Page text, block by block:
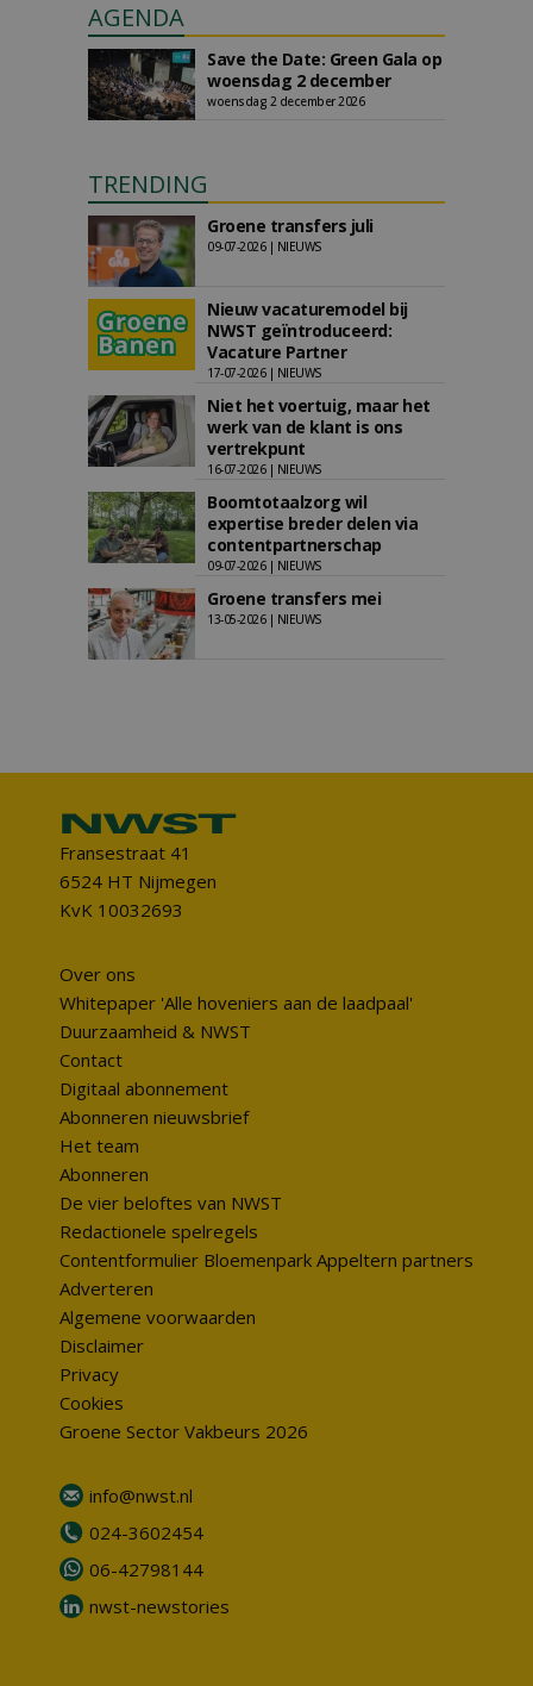
AGENDA
Save the Date: Green Gala op
woensdag 2 december
woensdag 2 december 2026
TRENDING
Groene transfers juli
09-07-2026 | NIEUWS
Nieuw vacaturemodel bij
NWST geïntroduceerd:
Vacature Partner
17-07-2026 | NIEUWS
Niet het voertuig, maar het
werk van de klant is ons
vertrekpunt
16-07-2026 | NIEUWS
Boomtotaalzorg wil
expertise breder delen via
contentpartnerschap
09-07-2026 | NIEUWS
Groene transfers mei
13-05-2026 | NIEUWS
Fransestraat 41
6524 HT Nijmegen
KvK 10032693
Over ons
Whitepaper 'Alle hoveniers aan de laadpaal'
Duurzaamheid & NWST
Contact
Digitaal abonnement
Abonneren nieuwsbrief
Het team
Abonneren
De vier beloftes van NWST
Redactionele spelregels
Contentformulier Bloemenpark Appeltern partners
Adverteren
Algemene voorwaarden
Disclaimer
Privacy
Cookies
Groene Sector Vakbeurs 2026
info@nwst.nl
024-3602454
06-42798144
nwst-newstories